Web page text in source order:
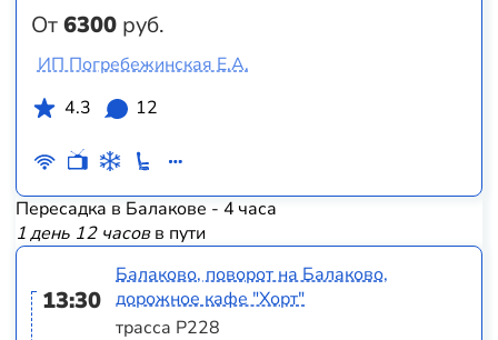
От6300 руб.
ИП Погребежинская Е.А.
4.3
12
Пересадка в Балакове - 4 часа
1 день 12 часовв пути
13:30
Балаково, поворот на Балаково,
дорожное кафе "Хорт"
трасса Р228